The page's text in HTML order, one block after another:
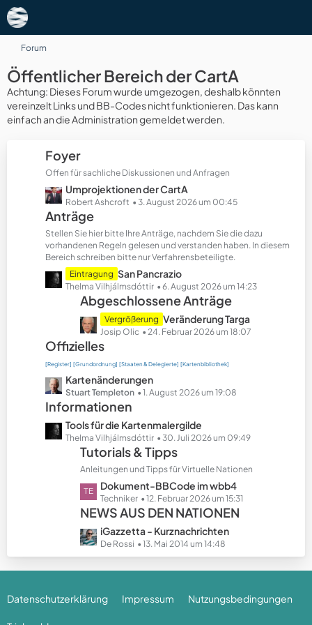
Forum
Öffentlicher Bereich der CartA
Achtung: Dieses Forum wurde umgezogen, deshalb könnten
vereinzelt Links und BB-Codes nicht funktionieren. Das kann
einfach an die Administration gemeldet werden.
Foyer
Offen für sachliche Diskussionen und Anfragen
L
e
t
z
t
e
B
e
ä
e
Umprojektionen der CartA
Robert Ashcroft 3. August 2026 um 00:45
Anträge
Stellen Sie hier bitte Ihre Anträge, nachdem Sie die dazu
vorhandenen Regeln gelesen und verstanden haben. In diesem
Bereich schreiben bitte nur Verfahrensbeteiligte.
L
e
e
e
t
r
ä
g
Eintragung San Pancrazio
Thelma Vilhjálmsdóttir 6. August 2026 um 14:23
Abgeschlossene Anträge
L
e
t
z
t
e
B
i
t
r
ä
g
e
Vergrößerung Veränderung Targa
Josip Olic 24. Februar 2026 um 18:07
Offizielles
[Register] [Grundordnung] [Staaten & Delegierte] [Kartenbibliothek]
L
e
z
e
Kartenänderungen
Stuart Templeton 1. August 2026 um 19:08
Informationen
L
e
g
e
Tools für die Kartenmalergilde
Thelma Vilhjálmsdóttir 30. Juli 2026 um 09:49
Tutorials & Tipps
Anleitungen und Tipps für Virtuelle Nationen
L
e
t
z
t
e
B
i
Dokument-BBCode im wbb4
Techniker 12. Februar 2026 um 15:31
NEWS AUS DEN NATIONEN
L
e
t
z
e
iGazzetta - Kurznachrichten
De Rossi 13. Mai 2014 um 14:48
Datenschutzerklärung Impressum Nutzungsbedingungen